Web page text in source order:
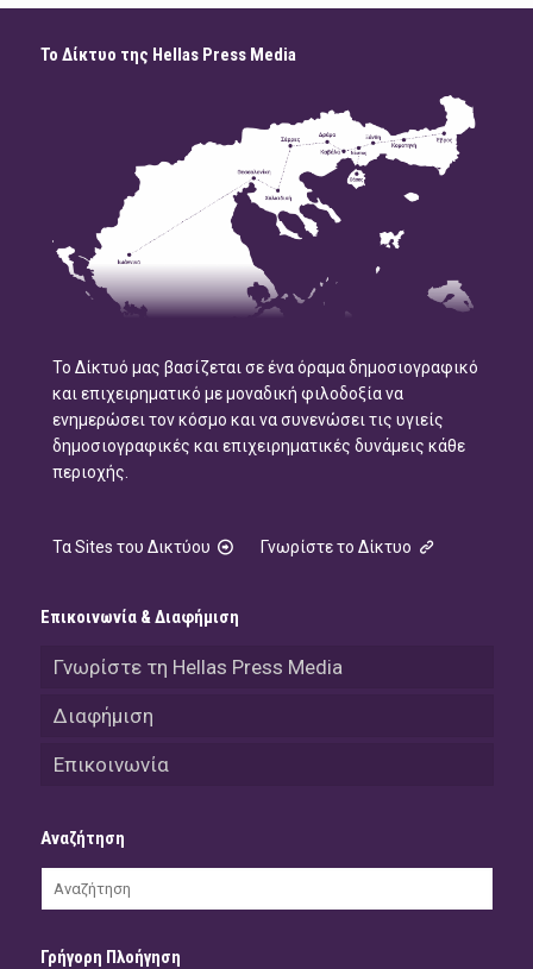
Το Δίκτυο της Hellas Press Media
Το Δίκτυό μας βασίζεται σε ένα όραμα δημοσιογραφικό
και επιχειρηματικό με μοναδική φιλοδοξία να
ενημερώσει τον κόσμο και να συνενώσει τις υγιείς
δημοσιογραφικές και επιχειρηματικές δυνάμεις κάθε
περιοχής.
Τα Sites του Δικτύου Γνωρίστε το Δίκτυο
Επικοινωνία & Διαφήμιση
Γνωρίστε τη Hellas Press Media
Διαφήμιση
Επικοινωνία
Αναζήτηση
Γρήγορη Πλοήγηση